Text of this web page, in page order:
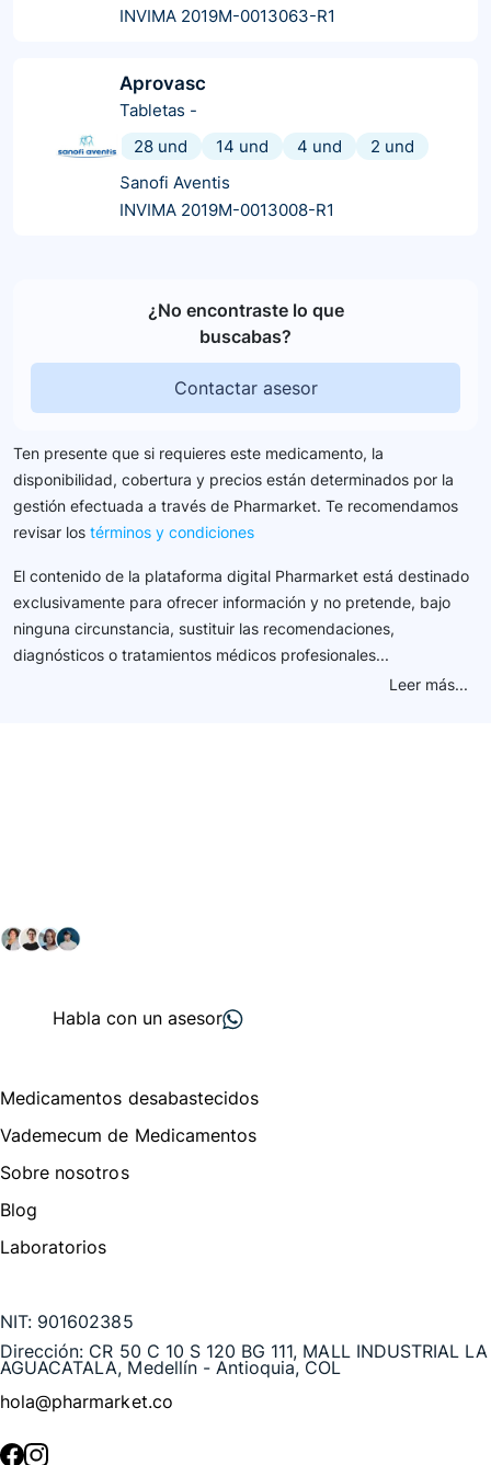
INVIMA 2019M-0013063-R1
Aprovasc
Tabletas -
28 und
14 und 4 und
2 und
Sanofi Aventis
INVIMA 2019M-0013008-R1
¿No encontraste lo que
buscabas?
Contactar asesor
Ten presente que si requieres este medicamento, la
disponibilidad, cobertura y precios están determinados por la
gestión efectuada a través de Pharmarket. Te recomendamos
revisar los términos y condiciones
El contenido de la plataforma digital Pharmarket está destinado
exclusivamente para ofrecer información y no pretende, bajo
ninguna circunstancia, sustituir las recomendaciones,
diagnósticos o tratamientos médicos profesionales...
Leer más...
Habla con un asesor
Medicamentos desabastecidos
Vademecum de Medicamentos
Sobre nosotros
Blog
Laboratorios
NIT: 901602385
Dirección: CR 50 C 10 S 120 BG 111, MALL INDUSTRIAL LA
AGUACATALA, Medellín - Antioquia, COL
hola@pharmarket.co